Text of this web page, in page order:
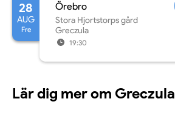
28
AUG
Fre
Örebro
Stora Hjortstorps gård
Greczula
19:30
Lär dig mer om Greczula